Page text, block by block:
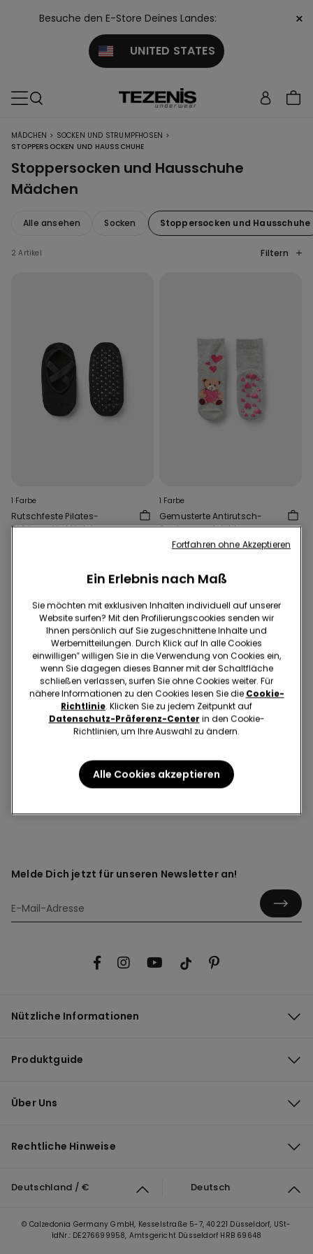
Besuche den E-Store Deines Landes:
UNITED STATES
×
MÄDCHEN > SOCKEN UND STRUMPFHOSEN >
STOPPERSOCKEN UND HAUSSCHUHE
Stoppersocken und Hausschuhe
Mädchen
Alle ansehen Socken Stoppersocken und Hausschuhe
2 Artikel Filtern
1 Farbe
Rutschfeste Pilates-
Füßlinge für Mädchen
1 Farbe
Gemusterte Antirutsch-
Socken aus leichter
Baumwolle für Mädchen
4,99 € 3,49 €
Regulärer Preis:4,99 €
2 von 2 Produkten
1
Melde Dich jetzt für unseren Newsletter an!
Nützliche Informationen
Produktguide
Über Uns
Rechtliche Hinweise
Deutschland / € Deutsch
© Calzedonia Germany GmbH, Kesselstraße 5-7, 40221 Düsseldorf, USt-
IdNr.: DE276699958, Amtsgericht Düsseldorf HRB 69648
Ein Erlebnis nach Maß
Sie möchten mit exklusiven Inhalten individuell auf unserer
Website surfen? Mit den Profilierungscookies senden wir
Ihnen persönlich auf Sie zugeschnittene Inhalte und
Werbemitteilungen. Durch Klick auf In alle Cookies
einwilligen‟ willigen Sie in die Verwendung von Cookies ein,
wenn Sie dagegen dieses Banner mit der Schaltfläche
schließen verlassen, surfen Sie ohne Cookies weiter. Für
nähere Informationen zu den Cookies lesen Sie die Cookie-
Richtlinie. Klicken Sie zu jedem Zeitpunkt auf
Datenschutz-Präferenz-Center in den Cookie-
Richtlinien, um Ihre Auswahl zu ändern.
Alle Cookies akzeptieren
Fortfahren ohne Akzeptieren